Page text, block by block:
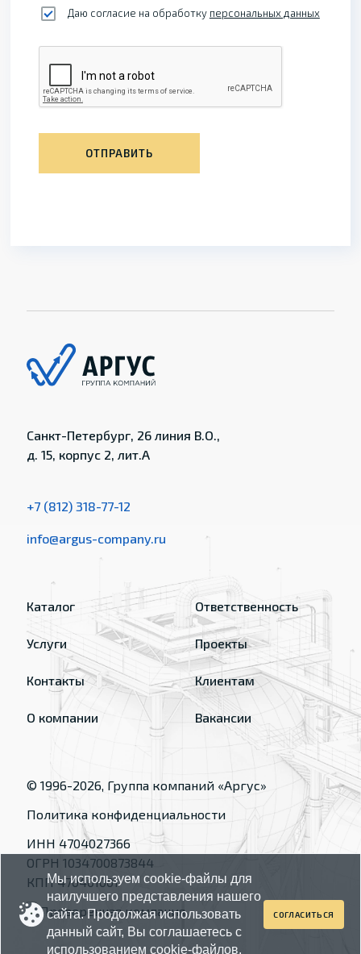
Даю согласие на обработку персональных данных
ОТПРАВИТЬ
Санкт-Петербург, 26 линия В.О.,
д. 15, корпус 2, лит.А
+7 (812) 318-77-12
info@argus-company.ru
Каталог
Услуги
Контакты
О компании
Ответственность
Проекты
Клиентам
Вакансии
© 1996-2026, Группа компаний «Аргус»
Политика конфиденциальности
ИНН 4704027366
ОГРН 1034700873844
КПП 470401001
Мы используем cookie-файлы для
наилучшего представления нашего
сайта. Продолжая использовать
данный сайт, Вы соглашаетесь с
использованием cookie-файлов.
СОГЛАСИТЬСЯ